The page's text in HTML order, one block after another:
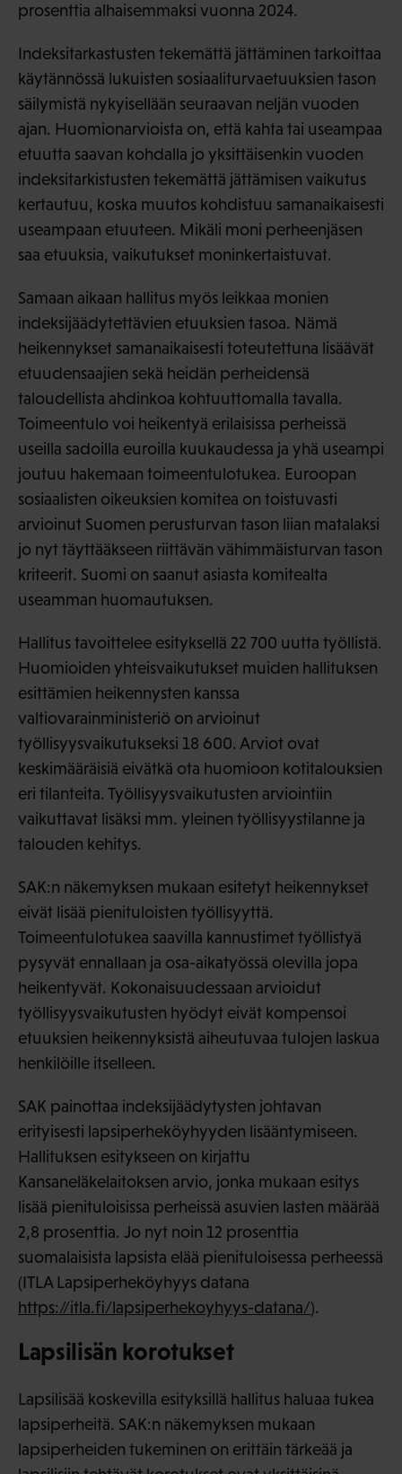
prosenttia alhaisemmaksi vuonna 2024.
Indeksitarkastusten tekemättä jättäminen tarkoittaa
käytännössä lukuisten sosiaaliturvaetuuksien tason
säilymistä nykyisellään seuraavan neljän vuoden
ajan. Huomionarvioista on, että kahta tai useampaa
etuutta saavan kohdalla jo yksittäisenkin vuoden
indeksitarkistusten tekemättä jättämisen vaikutus
kertautuu, koska muutos kohdistuu samanaikaisesti
useampaan etuuteen. Mikäli moni perheenjäsen
saa etuuksia, vaikutukset moninkertaistuvat.
Samaan aikaan hallitus myös leikkaa monien
indeksijäädytettävien etuuksien tasoa. Nämä
heikennykset samanaikaisesti toteutettuna lisäävät
etuudensaajien sekä heidän perheidensä
taloudellista ahdinkoa kohtuuttomalla tavalla.
Toimeentulo voi heikentyä erilaisissa perheissä
useilla sadoilla euroilla kuukaudessa ja yhä useampi
joutuu hakemaan toimeentulotukea. Euroopan
sosiaalisten oikeuksien komitea on toistuvasti
arvioinut Suomen perusturvan tason liian matalaksi
jo nyt täyttääkseen riittävän vähimmäisturvan tason
kriteerit. Suomi on saanut asiasta komitealta
useamman huomautuksen.
Hallitus tavoittelee esityksellä 22 700 uutta työllistä.
Huomioiden yhteisvaikutukset muiden hallituksen
esittämien heikennysten kanssa
valtiovarainministeriö on arvioinut
työllisyysvaikutukseksi 18 600. Arviot ovat
keskimääräisiä eivätkä ota huomioon kotitalouksien
eri tilanteita. Työllisyysvaikutusten arviointiin
vaikuttavat lisäksi mm. yleinen työllisyystilanne ja
talouden kehitys.
SAK:n näkemyksen mukaan esitetyt heikennykset
eivät lisää pienituloisten työllisyyttä.
Toimeentulotukea saavilla kannustimet työllistyä
pysyvät ennallaan ja osa-aikatyössä olevilla jopa
heikentyvät. Kokonaisuudessaan arvioidut
työllisyysvaikutusten hyödyt eivät kompensoi
etuuksien heikennyksistä aiheutuvaa tulojen laskua
henkilöille itselleen.
SAK painottaa indeksijäädytysten johtavan
erityisesti lapsiperheköyhyyden lisääntymiseen.
Hallituksen esitykseen on kirjattu
Kansaneläkelaitoksen arvio, jonka mukaan esitys
lisää pienituloisissa perheissä asuvien lasten määrää
2,8 prosenttia. Jo nyt noin 12 prosenttia
suomalaisista lapsista elää pienituloisessa perheessä
(ITLA Lapsiperheköyhyys datana
https://itla.fi/lapsiperhekoyhyys-datana/).
Lapsilisän korotukset
Lapsilisää koskevilla esityksillä hallitus haluaa tukea
lapsiperheitä. SAK:n näkemyksen mukaan
lapsiperheiden tukeminen on erittäin tärkeää ja